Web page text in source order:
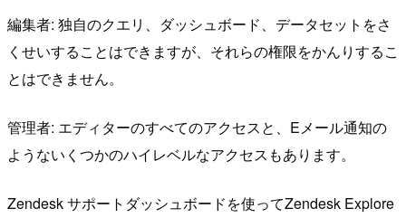
編集者: 独自のクエリ、ダッシュボード、データセットをさ
くせいすることはできますが、それらの権限をかんりするこ
とはできません。
管理者: エディターのすべてのアクセスと、Eメール通知の
ようないくつかのハイレベルなアクセスもあります。
Zendesk サポートダッシュボードを使ってZendesk Explore